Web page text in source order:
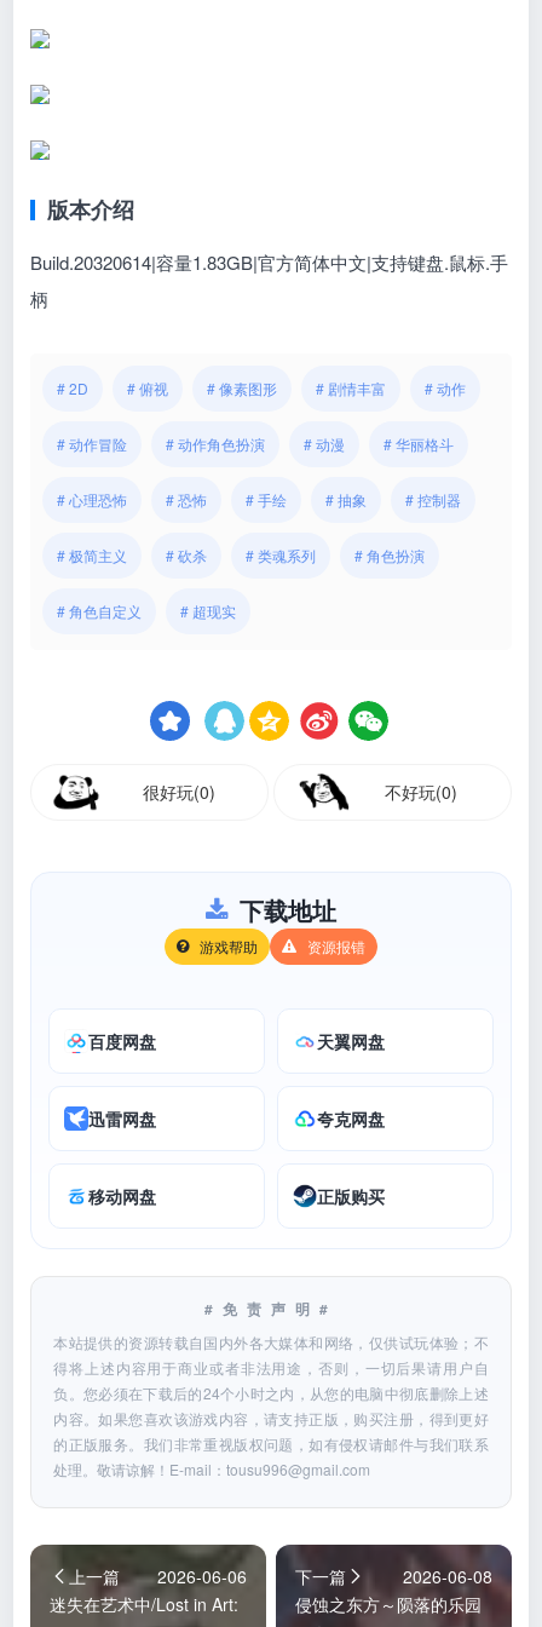
版本介绍
Build.20320614|容量1.83GB|官方简体中文|支持键盘.鼠标.手
柄
# 2D # 俯视 # 像素图形 # 剧情丰富 # 动作
# 动作冒险 # 动作角色扮演 # 动漫 # 华丽格斗
# 心理恐怖 # 恐怖 # 手绘 # 抽象 # 控制器
# 极简主义 # 砍杀 # 类魂系列 # 角色扮演
# 角色自定义 # 超现实
很好玩(0) 不好玩(0)
下载地址
游戏帮助 资源报错
百度网盘 天翼网盘
迅雷网盘 夸克网盘
移动网盘 正版购买
#免责声明#
本站提供的资源转载自国内外各大媒体和网络，仅供试玩体验；不
得将上述内容用于商业或者非法用途，否则，一切后果请用户自
负。您必须在下载后的24个小时之内，从您的电脑中彻底删除上述
内容。如果您喜欢该游戏内容，请支持正版，购买注册，得到更好
的正版服务。我们非常重视版权问题，如有侵权请邮件与我们联系
处理。敬请谅解！E-mail：tousu996@gmail.com
上一篇
2026-06-06
迷失在艺术中/Lost in Art:
下一篇
2026-06-08
侵蚀之东方～陨落的乐园